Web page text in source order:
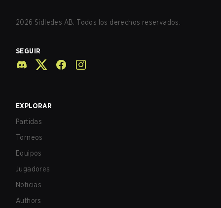
2026 Sidledes AB. Todos los derechos reservados.
SEGUIR
EXPLORAR
Partidas
Torneos
Equipos
Jugadores
Noticias
Authors